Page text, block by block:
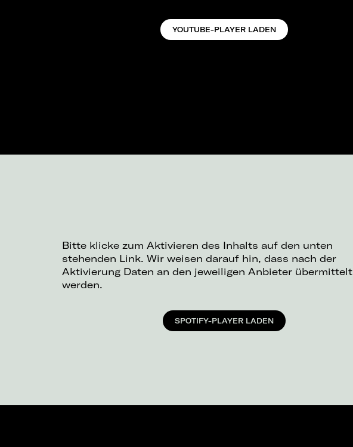
YOUTUBE-PLAYER LADEN
Bitte klicke zum Aktivieren des Inhalts auf den unten
stehenden Link. Wir weisen darauf hin, dass nach der
Aktivierung Daten an den jeweiligen Anbieter übermittelt
werden.
SPOTIFY-PLAYER LADEN